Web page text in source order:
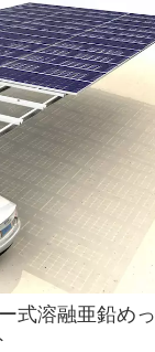
式溶融亜鉛めっ